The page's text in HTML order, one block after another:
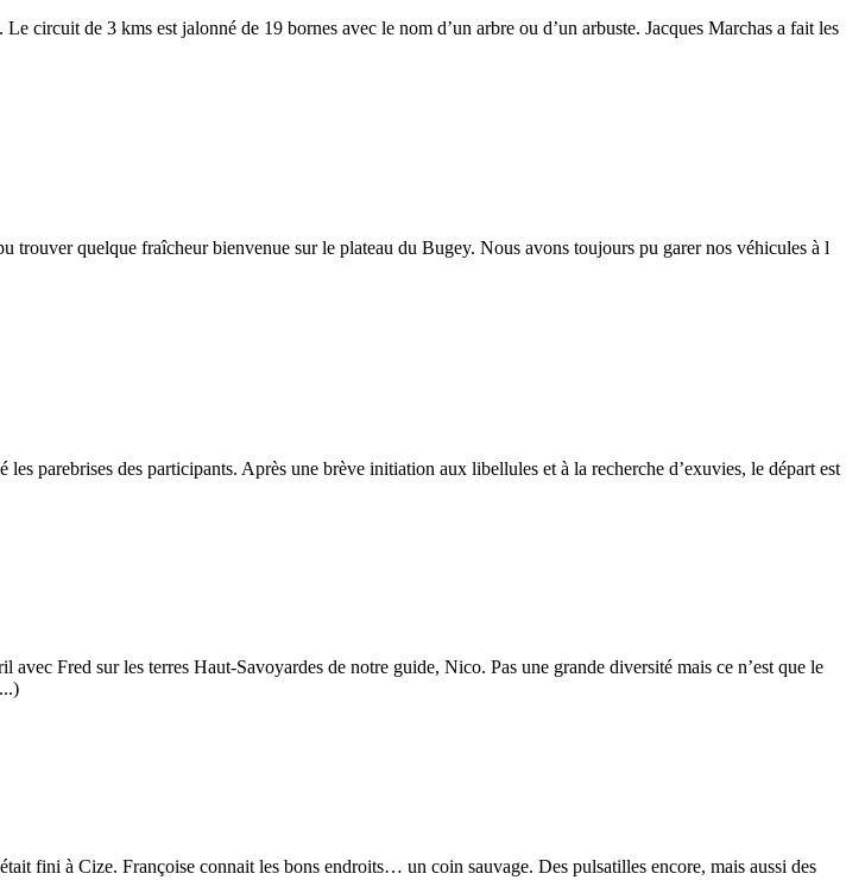
circuit de 3 kms est jalonné de 19 bornes avec le nom d’un arbre ou d’un arbuste. Jacques Marchas a fait les
trouver quelque fraîcheur bienvenue sur le plateau du Bugey. Nous avons toujours pu garer nos véhicules à l
parebrises des participants. Après une brève initiation aux libellules et à la recherche d’exuvies, le départ est
Fred sur les terres Haut-Savoyardes de notre guide, Nico. Pas une grande diversité mais ce n’est que le
fini à Cize. Françoise connait les bons endroits… un coin sauvage. Des pulsatilles encore, mais aussi des